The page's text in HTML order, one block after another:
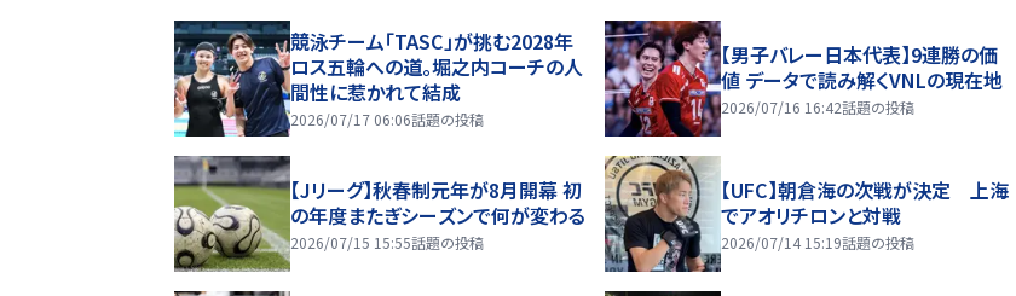
競泳チーム「TASC」が挑む2028年
ロス五輪への道。堀之内コーチの人
間性に惹かれて結成
2026/07/17 06:06話題の投稿
【男子バレー日本代表】9連勝の価
値 データで読み解くVNLの現在地
2026/07/16 16:42話題の投稿
【Jリーグ】秋春制元年が8月開幕 初
の年度またぎシーズンで何が変わる
2026/07/15 15:55話題の投稿
【UFC】朝倉海の次戦が決定 上海
でアオリチロンと対戦
2026/07/14 15:19話題の投稿